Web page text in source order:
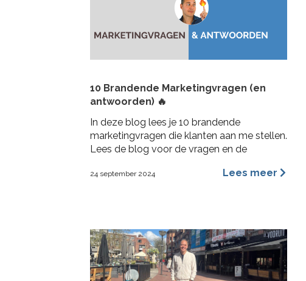
10 Brandende Marketingvragen (en
antwoorden) 🔥
In deze blog lees je 10 brandende
marketingvragen die klanten aan me stellen.
Lees de blog voor de vragen en de
24 september 2024 Lees meer